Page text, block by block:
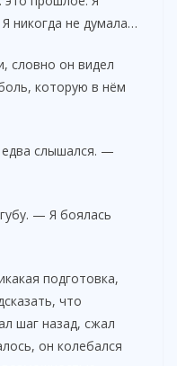
никогда не думала…
словно он видел
которую в нём
слышался. —
— Я боялась
подготовка,
что
шаг назад, сжал
он колебался